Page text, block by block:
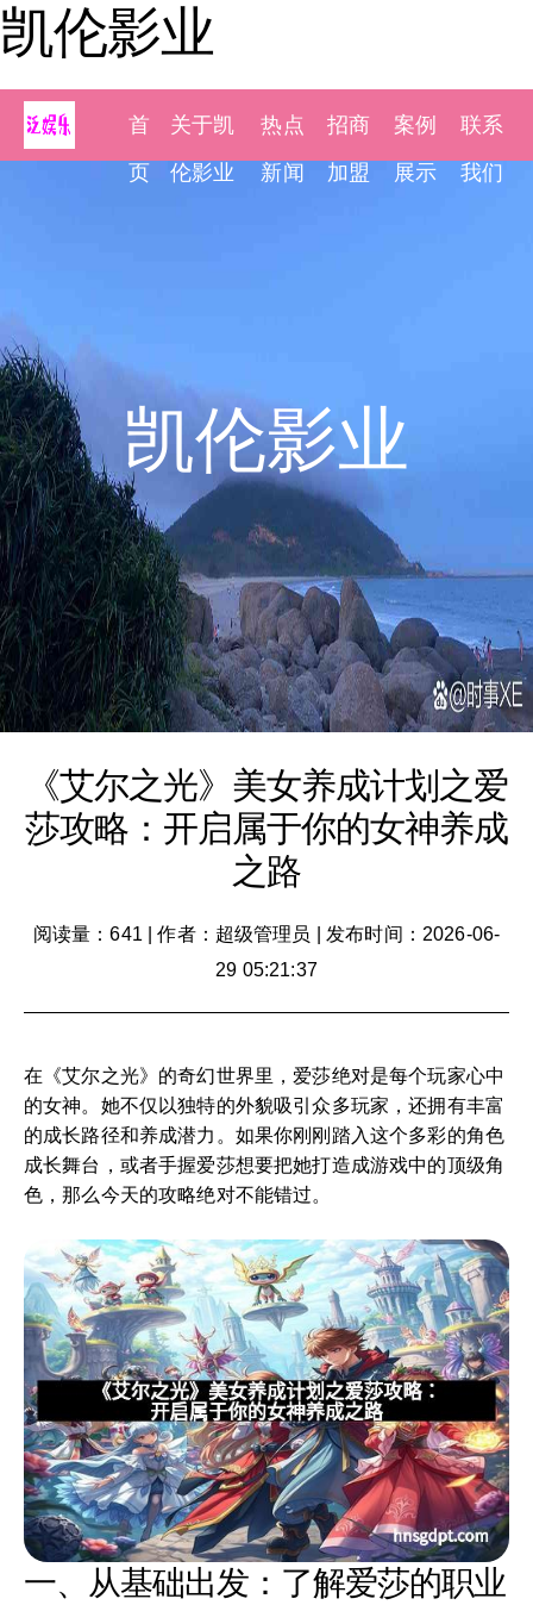
凯伦影业
首
页
关于凯
伦影业
热点
新闻
招商
加盟
案例
展示
联系
我们
凯伦影业
《艾尔之光》美女养成计划之爱
莎攻略：开启属于你的女神养成
之路
阅读量：641 |作者：超级管理员
发布时间：2026-06-
29 05:21:37
在《艾尔之光》的奇幻世界里，爱莎绝对是每个玩家心中
的女神。她不仅以独特的外貌吸引众多玩家，还拥有丰富
的成长路径和养成潜力。如果你刚刚踏入这个多彩的角色
成长舞台，或者手握爱莎想要把她打造成游戏中的顶级角
色，那么今天的攻略绝对不能错过。
一、从基础出发：了解爱莎的职业